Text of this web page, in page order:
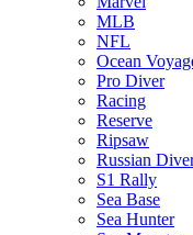
MLB
NFL
Ocean
Pro Diver
Racing
Reserve
Ripsaw
Russian
S1 Rally
Sea Base
Sea Hunter